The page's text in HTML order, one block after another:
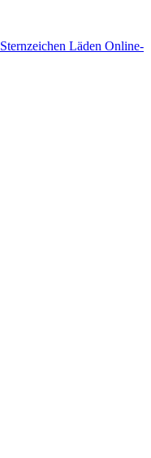
Sternzeichen Läden Online-